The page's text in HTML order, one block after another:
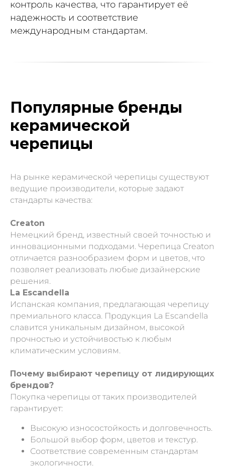
контроль качества, что гарантирует её
надежность и соответствие
международным стандартам.
Популярные бренды
керамической
черепицы
На рынке керамической черепицы существуют
ведущие производители, которые задают
стандарты качества:
Creaton
Немецкий бренд, известный своей точностью и
инновационными подходами. Черепица Creaton
отличается разнообразием форм и цветов, что
позволяет реализовать любые дизайнерские
решения.
La Escandella
Испанская компания, предлагающая черепицу
премиального класса. Продукция La Escandella
славится уникальным дизайном, высокой
прочностью и устойчивостью к любым
климатическим условиям.
Почему выбирают черепицу от лидирующих
брендов?
Покупка черепицы от таких производителей
гарантирует:
Высокую износостойкость и долговечность.
Большой выбор форм, цветов и текстур.
Соответствие современным стандартам
экологичности.